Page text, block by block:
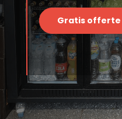
Gratis offerte